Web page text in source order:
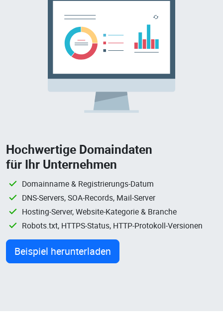
Hochwertige Domaindaten
für Ihr Unternehmen
Domainname & Registrierungs-Datum
DNS-Servers, SOA-Records, Mail-Server
Hosting-Server, Website-Kategorie & Branche
Robots.txt, HTTPS-Status, HTTP-Protokoll-Versionen
Beispiel herunterladen